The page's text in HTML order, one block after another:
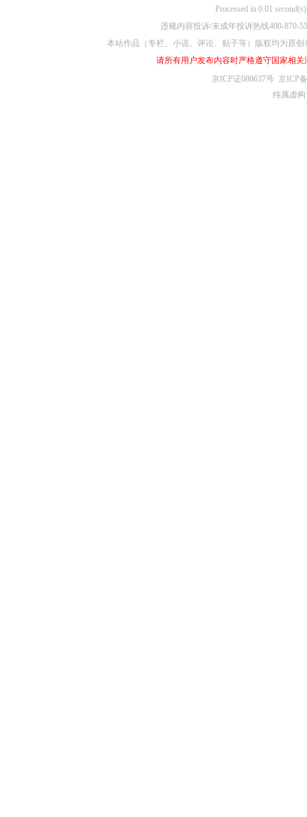
Processed in 0.01
违规内容投诉/未成年投诉热线400-870-
本站作品（专栏、小说、评论、贴子等）版权均为原
请所有用户发布内容时严格遵守国家相
京ICP证080637号 京ICP
纯属虚